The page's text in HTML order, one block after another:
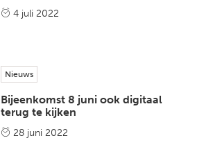
4 juli 2022
Nieuws
Bijeenkomst 8 juni ook digitaal
terug te kijken
28 juni 2022